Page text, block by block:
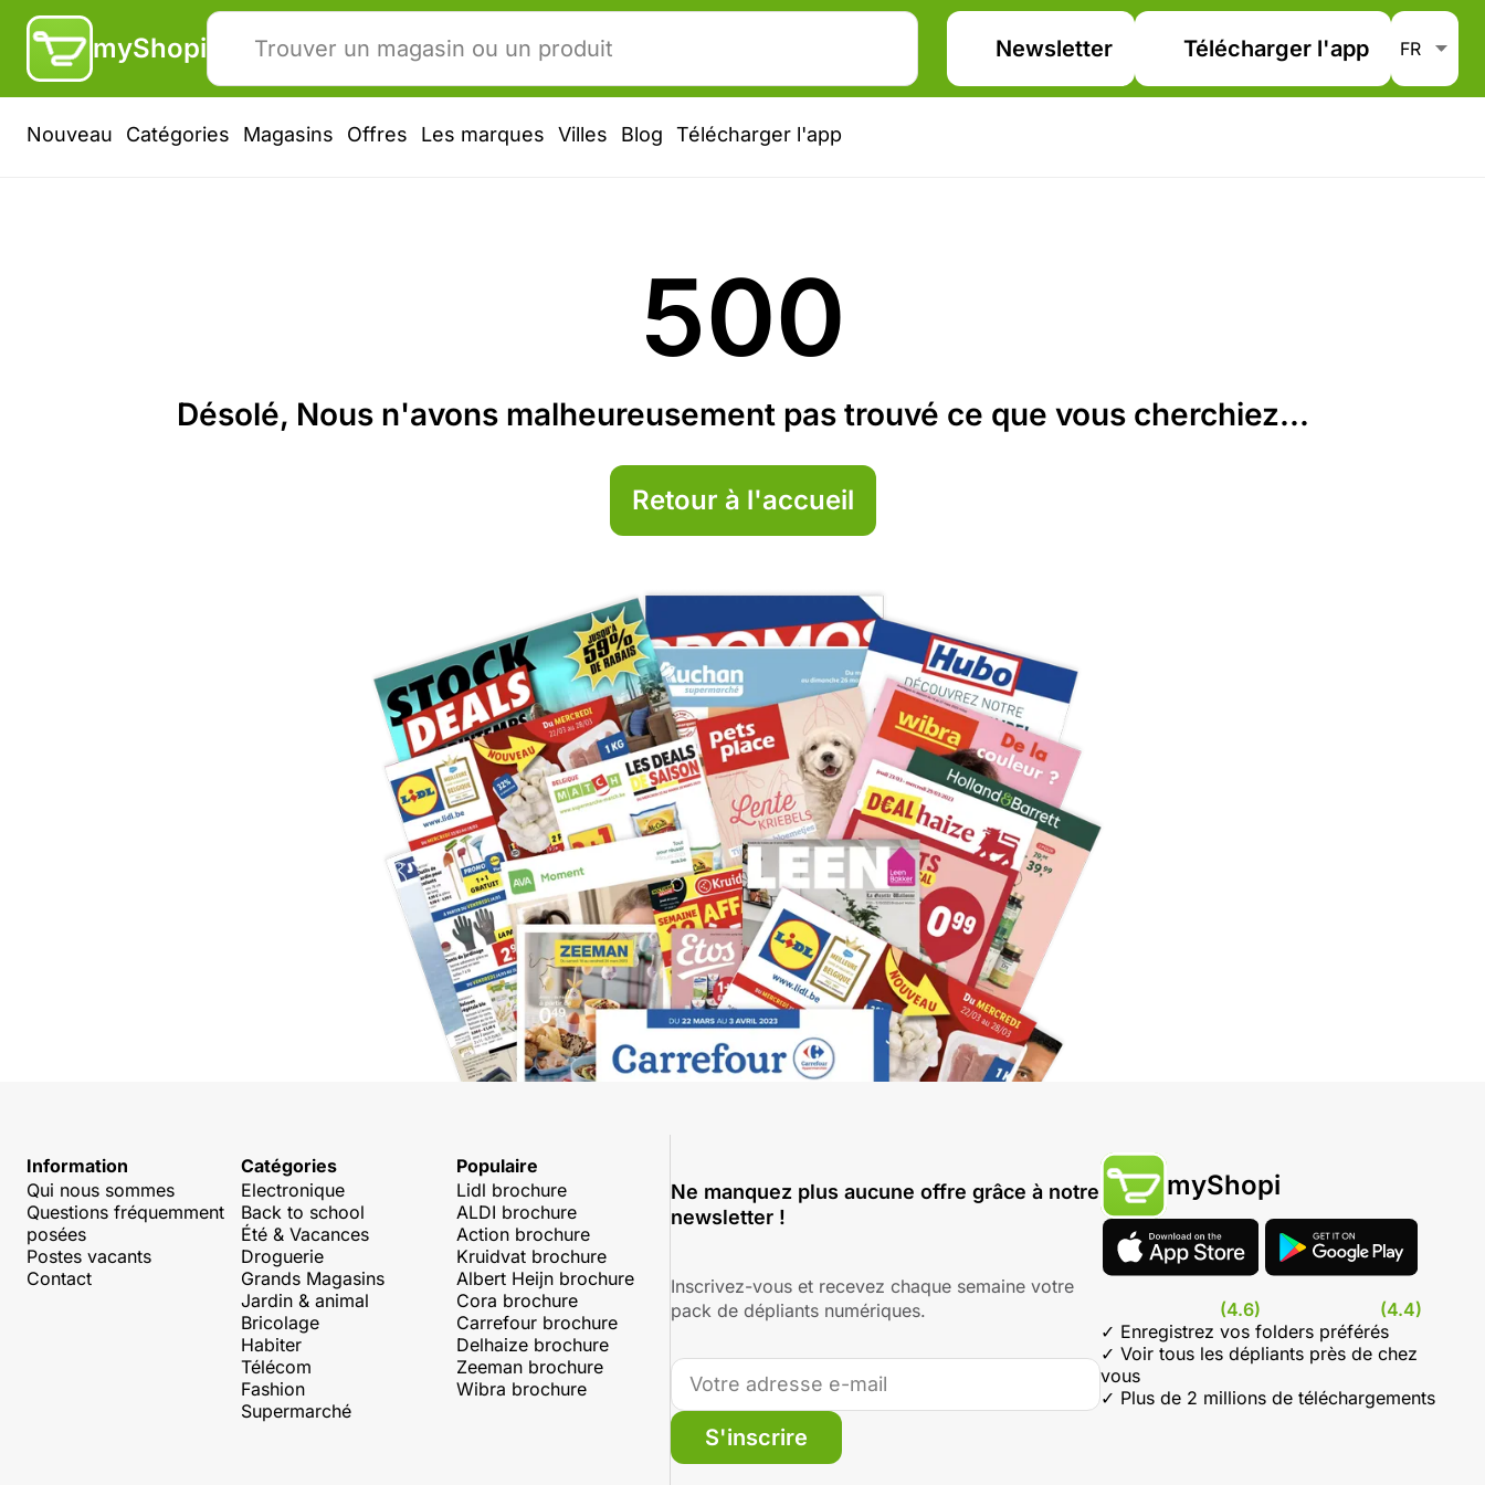
myShopi Newsletter Télécharger l'app
Nouveau Catégories Magasins Offres Les marques Villes Blog Télécharger l'app
500
Désolé, Nous n'avons malheureusement pas trouvé ce que vous cherchiez...
Retour à l'accueil
Information
Qui nous sommes
Questions fréquemment
posées
Postes vacants
Contact
Catégories
Electronique
Back to school
Été & Vacances
Droguerie
Grands Magasins
Jardin & animal
Bricolage
Habiter
Télécom
Fashion
Supermarché
Populaire
Lidl brochure
ALDI brochure
Action brochure
Kruidvat brochure
Albert Heijn brochure
Cora brochure
Carrefour brochure
Delhaize brochure
Zeeman brochure
Wibra brochure
Ne manquez plus aucune offre grâce à notre
newsletter !
Inscrivez-vous et recevez chaque semaine votre
pack de dépliants numériques.
S'inscrire
myShopi
(4.6)
(4.4)
✓ Enregistrez vos folders préférés
✓ Voir tous les dépliants près de chez
vous
✓ Plus de 2 millions de téléchargements